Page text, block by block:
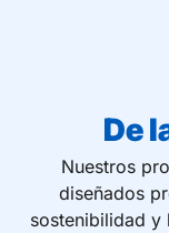
De
Nuestros
diseñados
sostenibilidad y